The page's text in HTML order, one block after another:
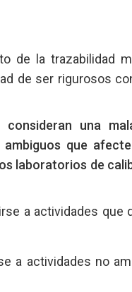
de la trazabilidad
de ser rigurosos
consideran una
que
laboratorios de
a actividades que
a actividades no